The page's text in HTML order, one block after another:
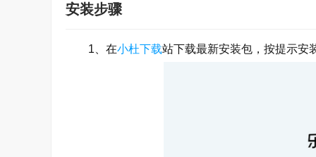
安装步骤
1、在小杜下载站下载最新安装包，按提示安